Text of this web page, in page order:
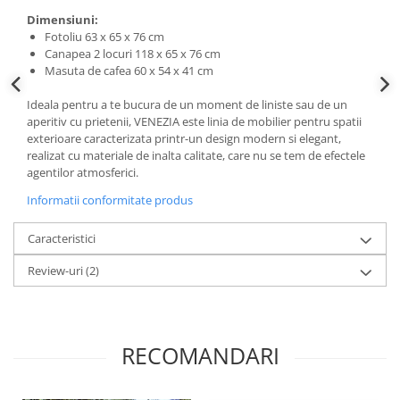
Dimensiuni:
Fotoliu 63 x 65 x 76 cm
Canapea 2 locuri 118 x 65 x 76 cm
Masuta de cafea 60 x 54 x 41 cm
Ideala pentru a te bucura de un moment de liniste sau de un
aperitiv cu prietenii, VENEZIA este linia de mobilier pentru spatii
exterioare caracterizata printr-un design modern si elegant,
realizat cu materiale de inalta calitate, care nu se tem de efectele
agentilor atmosferici.
Informatii conformitate produs
Caracteristici
Review-uri(2)
RECOMANDARI